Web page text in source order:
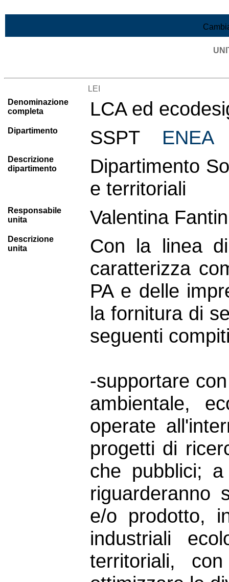
LEI
Denominazione
completa
LCA ed
Dipartimento SSPT ENEA
Descrizione
dipartimento
Dipartimento
e territoriali
Responsabile
unita
Valentina Fantin
Descrizione
unita
Con la linea
caratterizza
PA e delle
la fornitura di
seguenti
-supportare
ambientale,
operate
progetti di
che pubblici;
riguarderanno
e/o prodotto,
industriali
territoriali,